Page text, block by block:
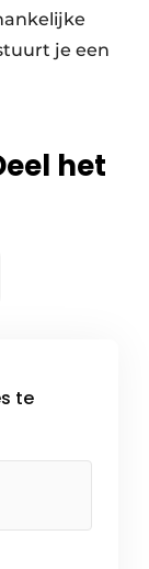
je een
het
te